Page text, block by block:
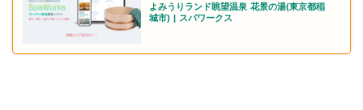
よみうりランド眺望温泉 花景の湯(東京都稲
城市) | スパワークス